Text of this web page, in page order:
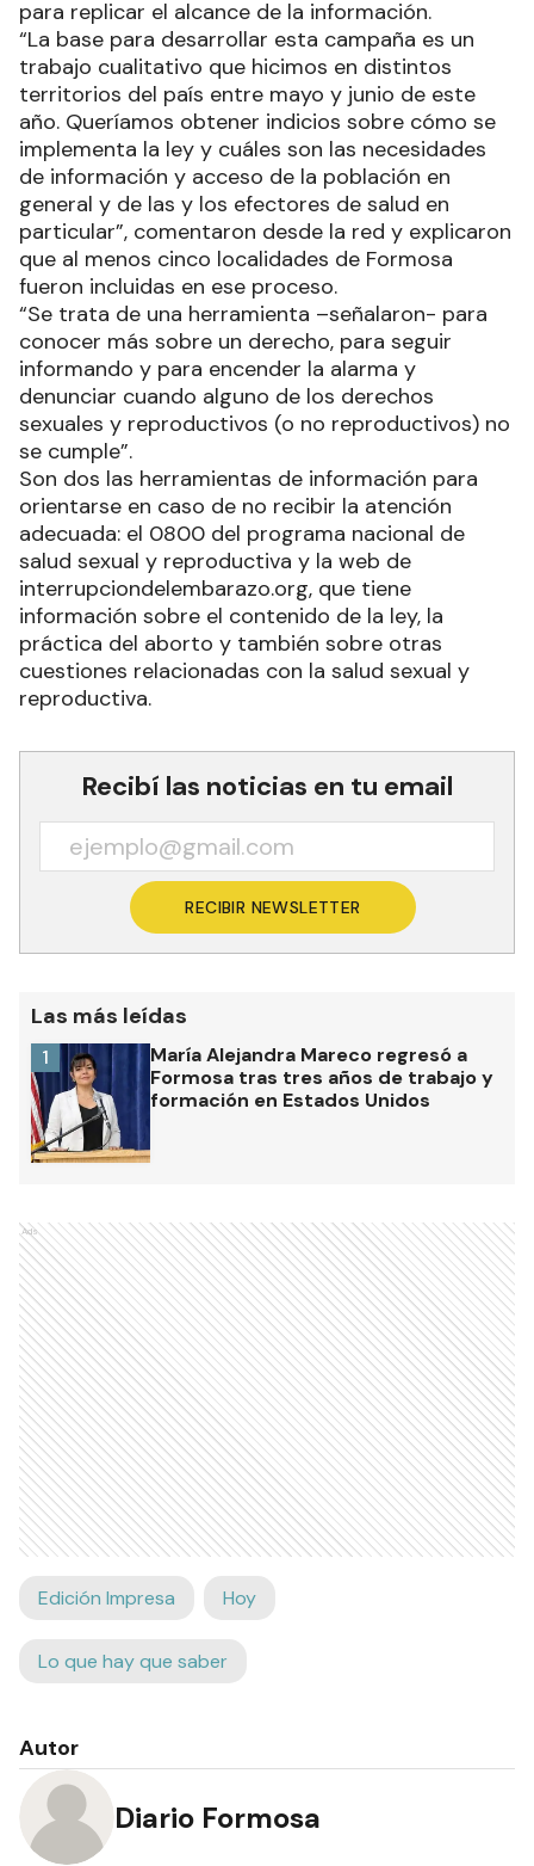
para replicar el alcance de la información.
“La base para desarrollar esta campaña es un
trabajo cualitativo que hicimos en distintos
territorios del país entre mayo y junio de este
año. Queríamos obtener indicios sobre cómo se
implementa la ley y cuáles son las necesidades
de información y acceso de la población en
general y de las y los efectores de salud en
particular”, comentaron desde la red y explicaron
que al menos cinco localidades de Formosa
fueron incluidas en ese proceso.
“Se trata de una herramienta –señalaron- para
conocer más sobre un derecho, para seguir
informando y para encender la alarma y
denunciar cuando alguno de los derechos
sexuales y reproductivos (o no reproductivos) no
se cumple”.
Son dos las herramientas de información para
orientarse en caso de no recibir la atención
adecuada: el 0800 del programa nacional de
salud sexual y reproductiva y la web de
interrupciondelembarazo.org, que tiene
información sobre el contenido de la ley, la
práctica del aborto y también sobre otras
cuestiones relacionadas con la salud sexual y
reproductiva.
Recibí las noticias en tu email
RECIBIR NEWSLETTER
Las más leídas
María Alejandra Mareco regresó a
Formosa tras tres años de trabajo y
formación en Estados Unidos
1
Ads
Edición Impresa Hoy
Lo que hay que saber
Autor
Diario Formosa